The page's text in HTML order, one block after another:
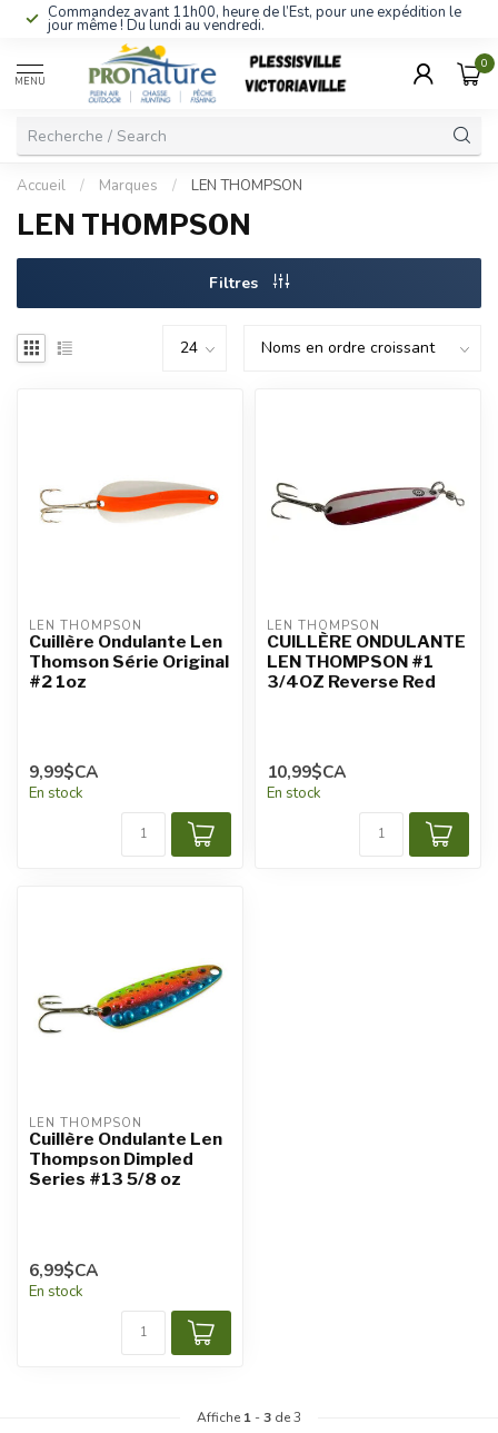
Commandez avant 11h00, heure de l’Est, pour une expédition le
jour même ! Du lundi au vendredi.
MENU
0
Accueil / Marques / LEN THOMPSON
LEN THOMPSON
Filtres
LEN THOMPSON
Cuillère Ondulante Len
Thomson Série Original
#2 1oz
9,99$CA
En stock
LEN THOMPSON
CUILLÈRE ONDULANTE
LEN THOMPSON #1
3/4OZ Reverse Red
10,99$CA
En stock
LEN THOMPSON
Cuillère Ondulante Len
Thompson Dimpled
Series #13 5/8 oz
6,99$CA
En stock
Affiche 1 -3 de 3